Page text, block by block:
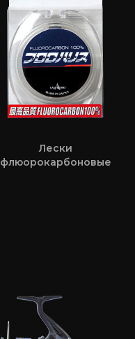
Лески
флюорокарбоновые